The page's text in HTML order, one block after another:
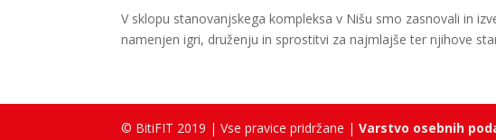
V sklopu stanovanjskega kompleksa v Nišu smo zasnovali in
namenjen igri, druženju in sprostitvi za najmlajše ter njihove
© BitiFIT 2019 | Vse pravice pridržane |Varstvo osebnih